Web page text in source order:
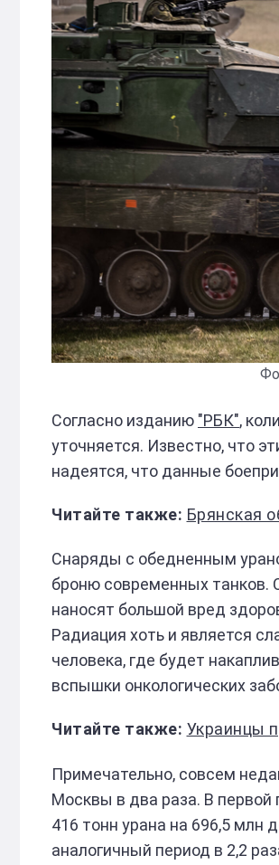
Согласно изданию "РБК",
уточняется. Известно, что
надеятся, что данные
Брянская
Снаряды с обедненным
броню современных танков.
наносят большой вред
Радиация хоть и является
человека, где будет
вспышки онкологических
Украинцы
Примечательно, совсем
Москвы в два раза. В
416 тонн урана на 696,5 млн
аналогичный период в 2,2